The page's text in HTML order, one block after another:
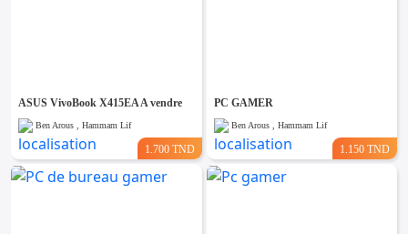
ASUS VivoBook X415EA A vendre
Ben Arous , Hammam Lif
1.700 TND
PC GAMER
Ben Arous , Hammam Lif
1.150 TND